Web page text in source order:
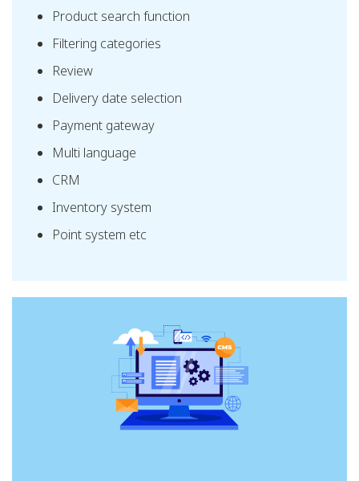
Product search function
Filtering categories
Review
Delivery date selection
Payment gateway
Multi language
CRM
Inventory system
Point system etc